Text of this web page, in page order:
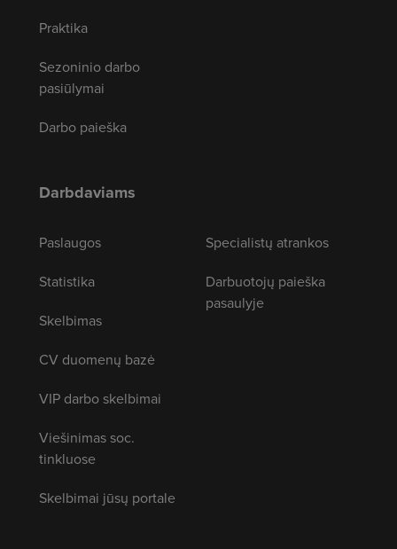
Praktika
Sezoninio darbo
pasiūlymai
Darbo paieška
Darbdaviams
Paslaugos
Statistika
Skelbimas
CV duomenų bazė
VIP darbo skelbimai
Viešinimas soc.
tinkluose
Skelbimai jūsų portale
Specialistų atrankos
Darbuotojų paieška
pasaulyje